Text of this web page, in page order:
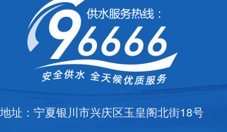
地址：宁夏银川市兴庆区玉皇阁北街18号